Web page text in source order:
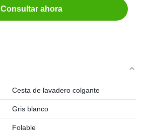
Consultar ahora
Cesta de lavadero colgante
Gris blanco
Folable